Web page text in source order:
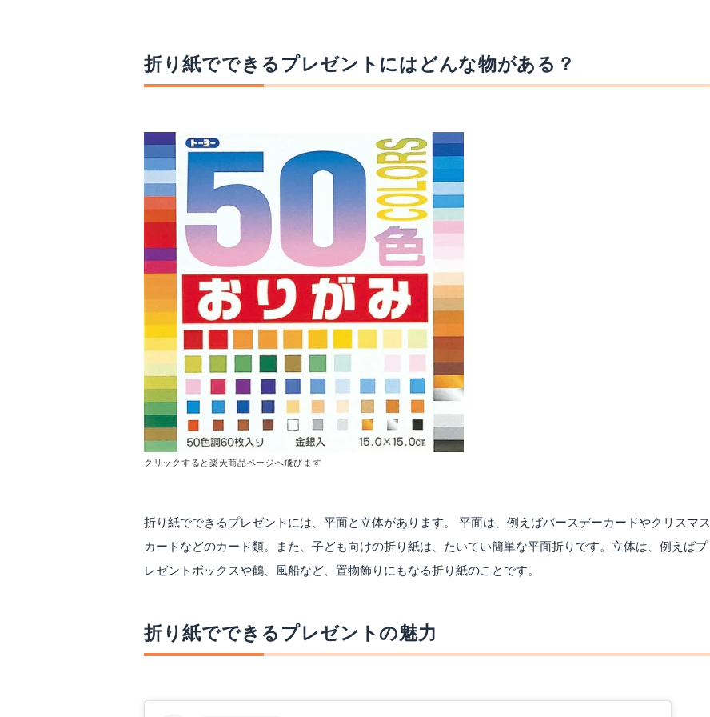
折り紙でできるプレゼントにはどんな物がある？
クリックすると楽天商品ページへ飛びます
折り紙でできるプレゼントには、平面と立体があります。 平面は、例えばバースデーカードやクリスマス
カードなどのカード類。また、子ども向けの折り紙は、たいてい簡単な平面折りです。立体は、例えばプ
レゼントボックスや鶴、風船など、置物飾りにもなる折り紙のことです。
折り紙でできるプレゼントの魅力